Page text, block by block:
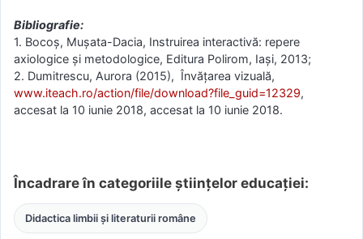
Bibliografie:
1. Bocoș, Mușata-Dacia, Instruirea interactivă: repere
axiologice și metodologice, Editura Polirom, Iași, 2013;
2. Dumitrescu, Aurora (2015), Învățarea vizuală,
www.iteach.ro/action/file/download?file_guid=12329,
accesat la 10 iunie 2018, accesat la 10 iunie 2018.
Încadrare în categoriile științelor educației:
Didactica limbii și literaturii române